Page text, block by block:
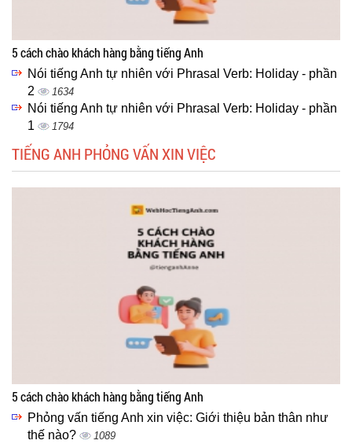
5 cách chào khách hàng bằng tiếng Anh
Nói tiếng Anh tự nhiên với Phrasal Verb: Holiday - phần
2
1634
Nói tiếng Anh tự nhiên với Phrasal Verb: Holiday - phần
1
1794
TIẾNG ANH PHỎNG VẤN XIN VIỆC
5 cách chào khách hàng bằng tiếng Anh
Phỏng vấn tiếng Anh xin việc: Giới thiệu bản thân như
thế nào?
1089